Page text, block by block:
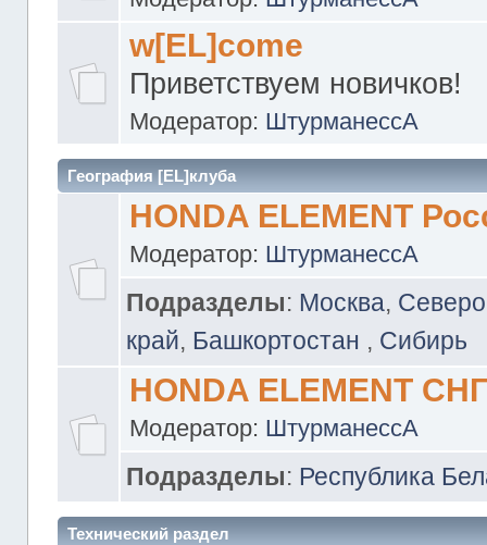
w[EL]come
Приветствуем новичков!
Модератор: ШтурманессА
География [EL]клуба
HONDA ELEMENT
Модератор: ШтурманессА
Подразделы: Москва,
край, Башкортостан , Сибирь
HONDA ELEMENT
Модератор: ШтурманессА
Подразделы: Республика
Технический раздел